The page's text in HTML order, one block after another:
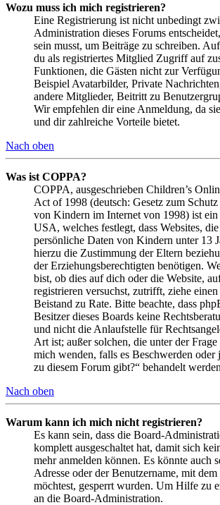
Wozu muss ich mich registrieren?
Eine Registrierung ist nicht unbedingt
Administration dieses Forums
sein musst, um Beiträge zu schreiben.
du als registriertes Mitglied Zugriff auf
Funktionen, die Gästen nicht zur
Beispiel Avatarbilder, Private
andere Mitglieder, Beitritt zu
Wir empfehlen dir eine Anmeldung, da
und dir zahlreiche Vorteile bietet.
Nach oben
Was ist COPPA?
COPPA, ausgeschrieben Children’s
Act of 1998 (deutsch: Gesetz zum
von Kindern im Internet von 1998) ist ein
USA, welches festlegt, dass Websites,
persönliche Daten von Kindern unter 13
hierzu die Zustimmung der Eltern
der Erziehungsberechtigten benötigen.
bist, ob dies auf dich oder die Website,
registrieren versuchst, zutrifft, ziehe
Beistand zu Rate. Bitte beachte, dass
Besitzer dieses Boards keine
und nicht die Anlaufstelle für
Art ist; außer solchen, die unter der
mich wenden, falls es Beschwerden oder
zu diesem Forum gibt?“ behandelt
Nach oben
Warum kann ich mich nicht registrieren?
Es kann sein, dass die Board-
komplett ausgeschaltet hat, damit sich
mehr anmelden können. Es könnte auch
Adresse oder der Benutzername, mit
möchtest, gesperrt wurden. Um Hilfe zu
an die Board-Administration.